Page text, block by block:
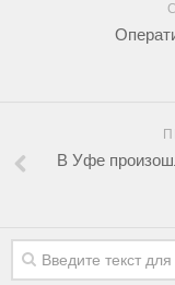
В Уфе